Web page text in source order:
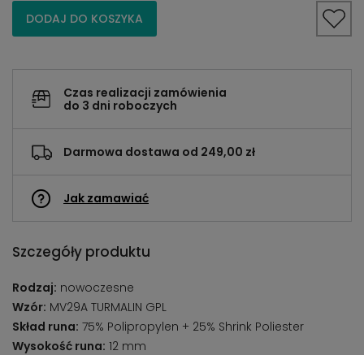
DODAJ DO KOSZYKA
Czas realizacji zamówienia
do 3 dni roboczych
Darmowa dostawa od 249,00 zł
Jak zamawiać
Szczegóły produktu
Rodzaj: nowoczesne
Wzór: MV29A TURMALIN GPL
Skład runa: 75% Polipropylen + 25% Shrink Poliester
Wysokość runa: 12 mm